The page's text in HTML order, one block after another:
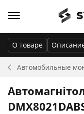
Автомобильные
О товаре